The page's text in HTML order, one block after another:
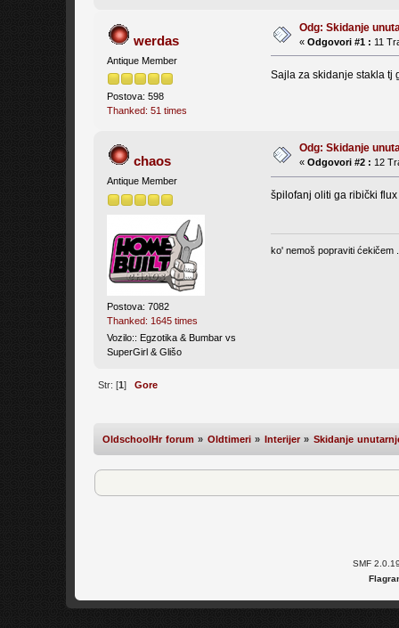
werdas
Antique Member
Postova: 598
Thanked: 51 times
Odg: Skidanje
«Odgovori #1 : 11
Sajla za skidanje stakla tj
chaos
Antique Member
Postova: 7082
Thanked: 1645 times
Vozilo:: Egzotika & Bumbar vs
SuperGirl & Glišo
Odg: Skidanje
«Odgovori #2 : 12
špilofanj oliti ga ribički flux
ko' nemoš popraviti ćekičem
Str: [1] Gore
OldschoolHr forum» Oldtimeri» Interijer» Skidanje
SMF